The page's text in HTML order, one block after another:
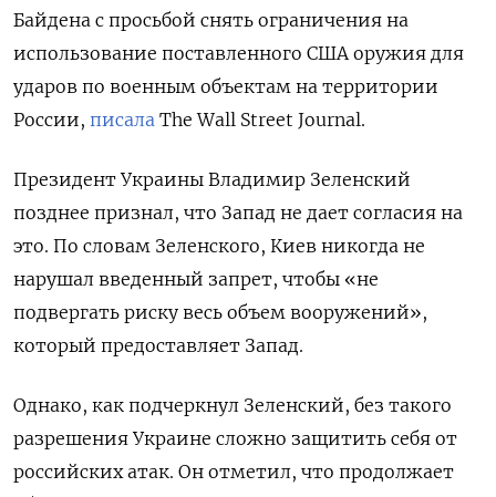
Байдена с просьбой снять ограничения на
использование поставленного США оружия для
ударов по военным объектам на территории
России, писала The Wall Street Journal.
Президент Украины Владимир Зеленский
позднее признал, что Запад не дает согласия на
это. По словам Зеленского, Киев никогда не
нарушал введенный запрет, чтобы «не
подвергать риску весь объем вооружений»,
который предоставляет Запад.
Однако, как подчеркнул Зеленский, без такого
разрешения Украине сложно защитить себя от
российских атак. Он отметил, что продолжает